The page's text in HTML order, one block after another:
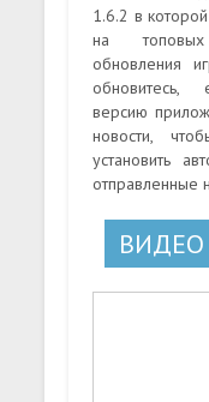
1.6.2 в
на топовых
обновления
обновитесь,
версию
новости,
установить
отправленные
ВИДЕО